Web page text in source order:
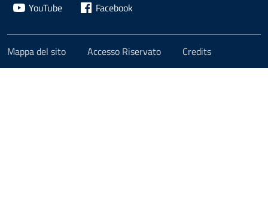
YouTube Facebook
Mappa del sito Accesso Riservato Credits